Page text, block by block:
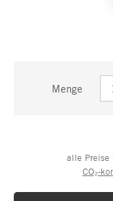
Menge
alle Preise
CO₂-